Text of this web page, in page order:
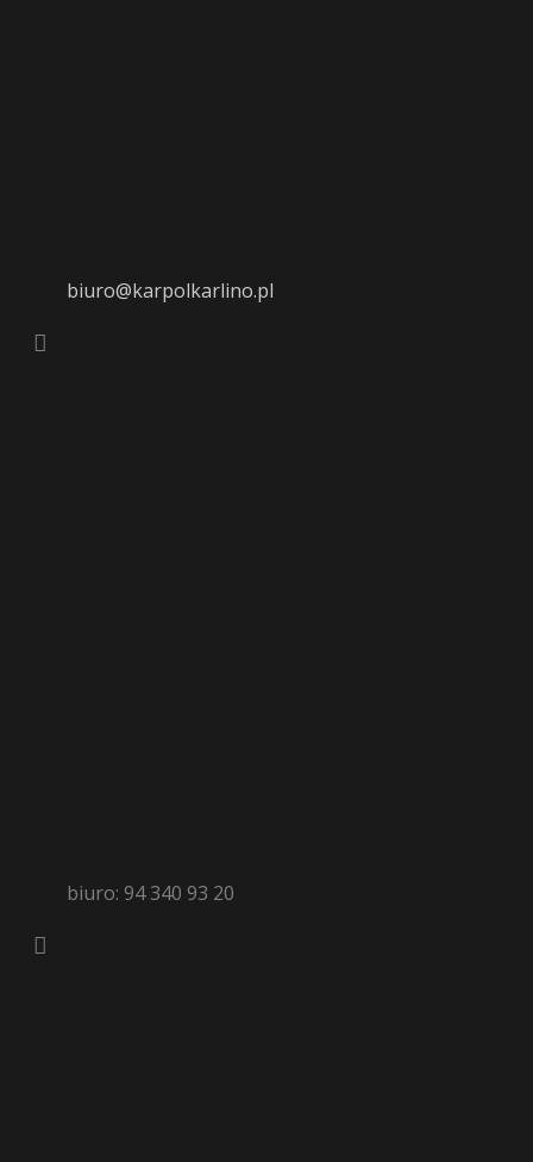
biuro@karpolkarlino.pl
biuro: 94 340 93 20